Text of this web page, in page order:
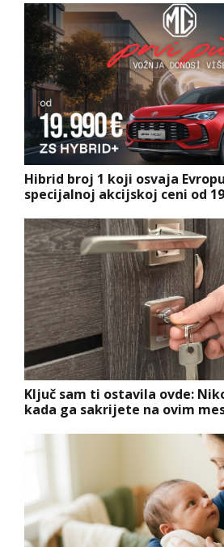
Hibrid broj 1 koji osvaja
specijalnoj akcijskoj ceni od
Ključ sam ti ostavila ovde:
kada ga sakrijete na ovim